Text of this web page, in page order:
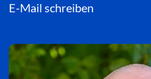
E-Mail schreiben